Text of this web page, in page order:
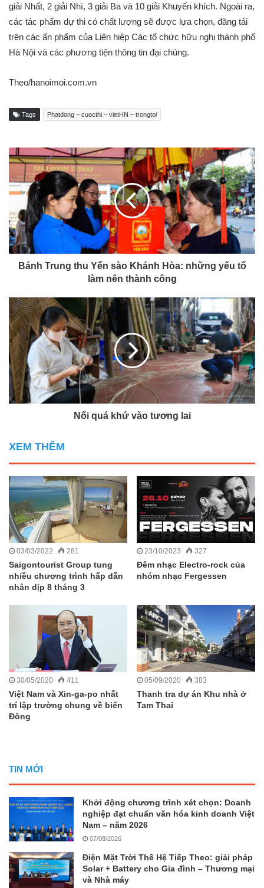
giải Nhất, 2 giải Nhì, 3 giải Ba và 10 giải Khuyến khích. Ngoài ra,
các tác phẩm dự thi có chất lượng sẽ được lựa chọn, đăng tải
trên các ấn phẩm của Liên hiệp Các tổ chức hữu nghị thành phố
Hà Nội và các phương tiện thông tin đại chúng.
Theo/hanoimoi.com.vn
Tags Phatdong – cuocthi – vietHN – trongtoi
Bánh Trung thu Yến sào Khánh Hòa: những yếu tố
làm nên thành công
Nối quá khứ vào tương lai
XEM THÊM
03/03/2022 281
Saigontourist Group tung
nhiều chương trình hấp dẫn
nhân dịp 8 tháng 3
23/10/2023 327
Đêm nhạc Electro-rock của
nhóm nhạc Fergessen
30/05/2020 411
Việt Nam và Xin-ga-po nhất
trí lập trường chung về biển
Đông
05/09/2020 383
Thanh tra dự án Khu nhà ở
Tam Thai
TIN MỚI
Khởi động chương trình xét chọn: Doanh
nghiệp đạt chuẩn văn hóa kinh doanh Việt
Nam – năm 2026
07/08/2026
Điện Mặt Trời Thế Hệ Tiếp Theo: giải pháp
Solar + Battery cho Gia đình – Thương mại
và Nhà máy